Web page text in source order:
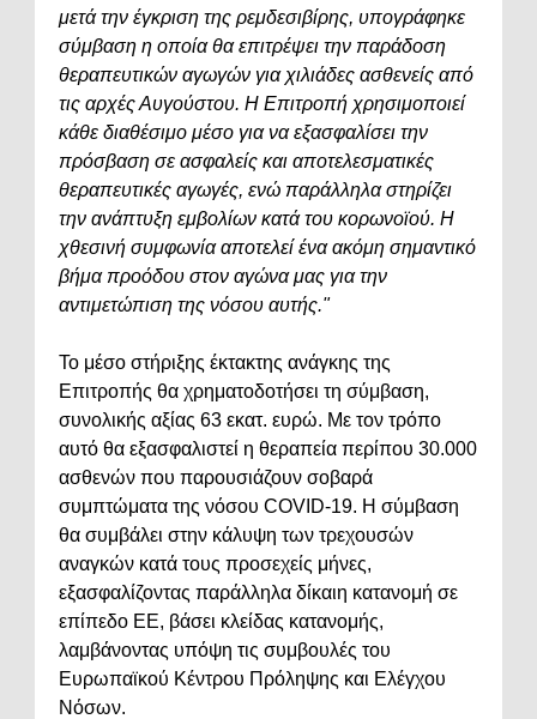
μετά την έγκριση της ρεμδεσιβίρης, υπογράφηκε
σύμβαση η οποία θα επιτρέψει την παράδοση
θεραπευτικών αγωγών για χιλιάδες ασθενείς από
τις αρχές Αυγούστου. Η Επιτροπή χρησιμοποιεί
κάθε διαθέσιμο μέσο για να εξασφαλίσει την
πρόσβαση σε ασφαλείς και αποτελεσματικές
θεραπευτικές αγωγές, ενώ παράλληλα στηρίζει
την ανάπτυξη εμβολίων κατά του κορωνοϊού. Η
χθεσινή συμφωνία αποτελεί ένα ακόμη σημαντικό
βήμα προόδου στον αγώνα μας για την
αντιμετώπιση της νόσου αυτής."
Το μέσο στήριξης έκτακτης ανάγκης της
Επιτροπής θα χρηματοδοτήσει τη σύμβαση,
συνολικής αξίας 63 εκατ. ευρώ. Με τον τρόπο
αυτό θα εξασφαλιστεί η θεραπεία περίπου 30.000
ασθενών που παρουσιάζουν σοβαρά
συμπτώματα της νόσου COVID-19. Η σύμβαση
θα συμβάλει στην κάλυψη των τρεχουσών
αναγκών κατά τους προσεχείς μήνες,
εξασφαλίζοντας παράλληλα δίκαιη κατανομή σε
επίπεδο ΕΕ, βάσει κλείδας κατανομής,
λαμβάνοντας υπόψη τις συμβουλές του
Ευρωπαϊκού Κέντρου Πρόληψης και Ελέγχου
Νόσων.